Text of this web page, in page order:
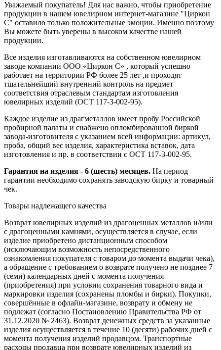
Уважаемый покупатель! Для нас важно, чтобы приобретение
продукции в нашем ювелирном интернет-магазине "Циркон
С" оставило только положительные эмоции. Именно поэтому
Вы можете быть уверены в высоком качестве нашей
продукции.
Все изделия изготавливаются на собственном ювелирном
заводе компании ООО «Циркон С» , который успешно
работает на территории РФ более 25 лет ,и проходят
тщательнейший внутренний контроль на предмет
соответствия отраслевым стандартам изготовления
ювелирных изделий (ОСТ 117-3-002-95).
Каждое изделие из драгметаллов имеет пробу Российской
пробирной палаты и снабжено опломбированной биркой
завода-изготовителя с указанием всей информации: артикул,
проба, общий вес изделия, характеристика вставок, дата
изготовления и пр. в соответствии с ОСТ 117-3-002-95.
Гарантия на изделия - 6 (шесть) месяцев. На период
гарантии необходимо сохранять заводскую бирку и товарный
чек.
Товары надлежащего качества
Возврат ювелирных изделий из драгоценных металлов и/или
с драгоценными камнями, осуществляется в случае, если
изделие приобретено дистанционным способом
(исключающим возможность непосредственного
ознакомления покупателя с товаром до момента выдачи чека),
а обращение с требованием о возврате получено не позднее 7
(семи) календарных дней с момента получения
(приобретения) при условии сохранения товарного вида и
маркировки изделия (сохранены пломбы и бирки). Покупки,
совершённые в офлайн-магазине, возврату и обмену не
подлежат (согласно Постановлению Правительства РФ от
31.12.2020 № 2463). Возврат денежных средств за указанные
изделия осуществляется в течение 10 (десяти) рабочих дней с
момента получения изделий продавцом. Транспортные
расходы продавца при возврате ювелирных изделий из